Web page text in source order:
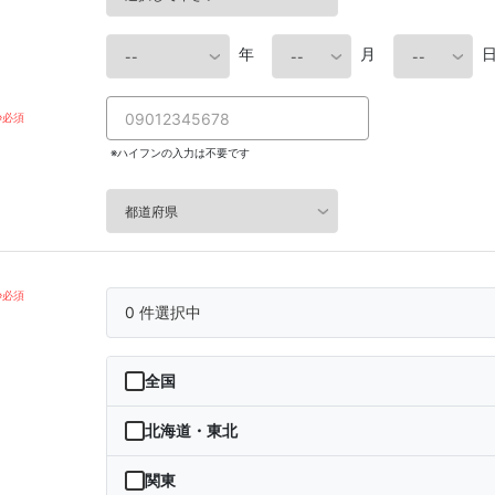
年 月
※ハイフンの入力は不要です
0 件選択中
全国
北海道・東北
北海道
関東